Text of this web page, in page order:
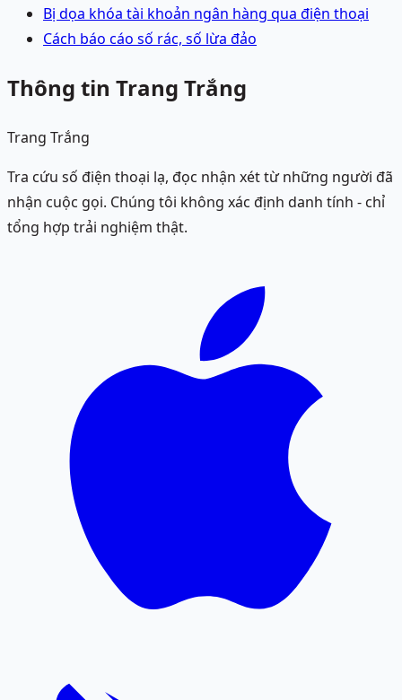
Bị dọa khóa tài khoản ngân hàng qua điện thoại
Cách báo cáo số rác, số lừa đảo
Thông tin Trang Trắng
Trang Trắng
Tra cứu số điện thoại lạ, đọc nhận xét từ những người đã
nhận cuộc gọi. Chúng tôi không xác định danh tính - chỉ
tổng hợp trải nghiệm thật.